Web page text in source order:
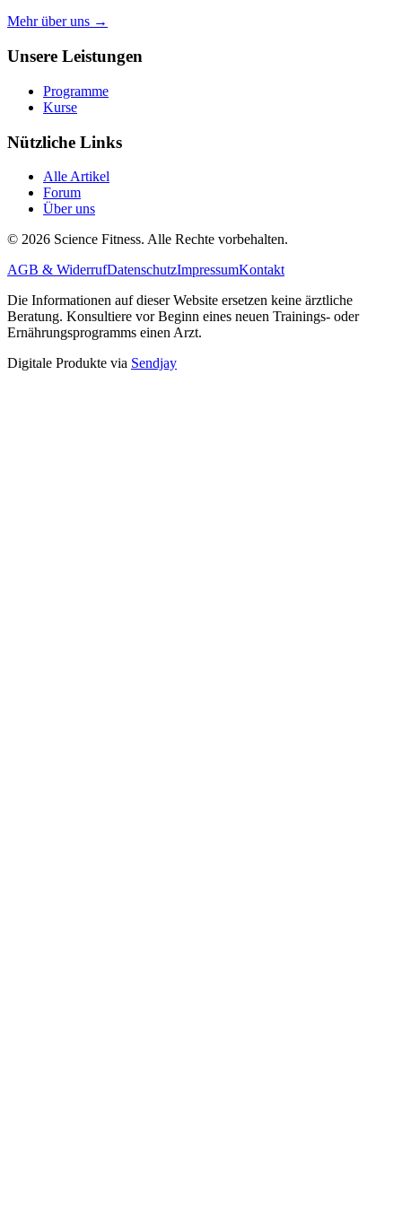
Mehr über uns →
Unsere Leistungen
Programme
Kurse
Nützliche Links
Alle Artikel
Forum
Über uns
© 2026 Science Fitness. Alle Rechte vorbehalten.
AGB & WiderrufDatenschutzImpressumKontakt
Die Informationen auf dieser Website ersetzen keine ärztliche
Beratung. Konsultiere vor Beginn eines neuen Trainings- oder
Ernährungsprogramms einen Arzt.
Digitale Produkte via Sendjay